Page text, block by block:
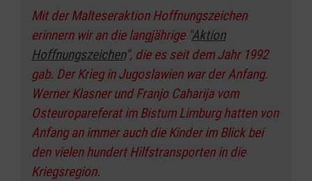
Mit der Malteseraktion Hoffnungszeichen
erinnern wir an die langjährige "Aktion
Hoffnungszeichen", die es seit dem Jahr 1992
gab. Der Krieg in Jugoslawien war der Anfang.
Werner Klasner und Franjo Caharija vom
Osteuropareferat im Bistum Limburg hatten von
Anfang an immer auch die Kinder im Blick bei
den vielen hundert Hilfstransporten in die
Kriegsregion.